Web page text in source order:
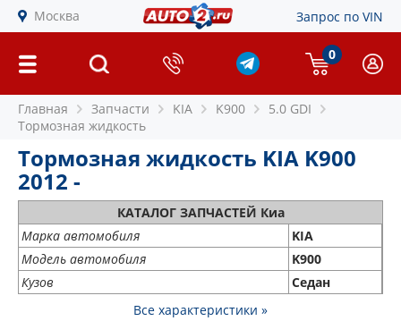
Москва Запрос по VIN
0
Главная Запчасти KIA K900
5.0 GDI
Тормозная жидкость
Тормозная жидкость KIA K900
2012 -
КАТАЛОГ ЗАПЧАСТЕЙ Киа
Марка автомобиля
KIA
Модель автомобиля
K900
Кузов
Седан
Все характеристики »